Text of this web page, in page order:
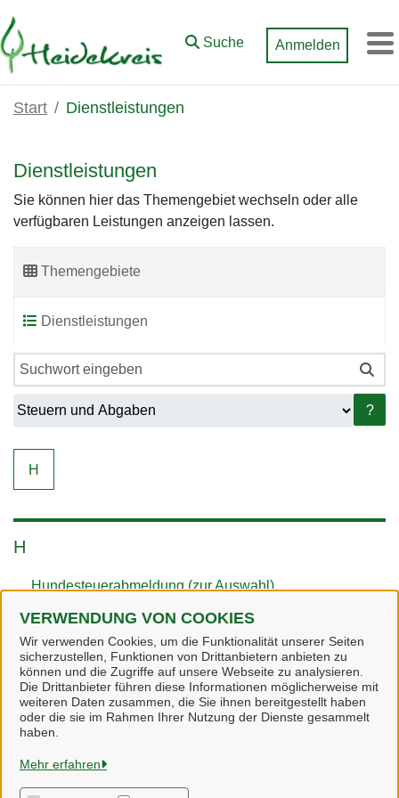
Zum Hauptinhalt springen
VERWENDUNG VON COOKIES
Wir verwenden Cookies, um die Funktionalität unserer Seiten
sicherzustellen, Funktionen von Drittanbietern anbieten zu
können und die Zugriffe auf unsere Webseite zu analysieren.
Die Drittanbieter führen diese Informationen möglicherweise mit
weiteren Daten zusammen, die Sie ihnen bereitgestellt haben
oder die sie im Rahmen Ihrer Nutzung der Dienste gesammelt
haben.
Mehr erfahren
Suche Anmelden
Start Dienstleistungen
Dienstleistungen
Sie können hier das Themengebiet wechseln oder alle
verfügbaren Leistungen anzeigen lassen.
Themengebiete
Dienstleistungen
?
H
H
Hundesteuerabmeldung (zur Auswahl)
Heidekreis
Alle Rechte vorbehalten